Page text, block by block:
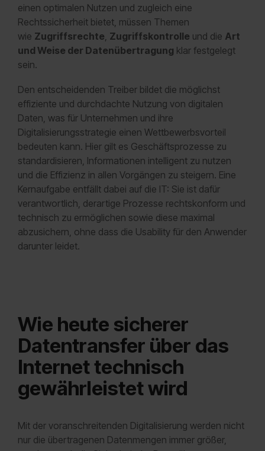
einen optimalen Nutzen und zugleich eine
Rechtssicherheit bietet, müssen Themen
wie Zugriffsrechte, Zugriffskontrolle und die Art
und Weise der Datenübertragung klar festgelegt
sein.
Den entscheidenden Treiber bildet die möglichst
effiziente und durchdachte Nutzung von digitalen
Daten, was für Unternehmen und ihre
Digitalisierungsstrategie einen Wettbewerbsvorteil
bedeuten kann. Hier gilt es Geschäftsprozesse zu
standardisieren, Informationen intelligent zu nutzen
und die Effizienz in allen Vorgängen zu steigern. Eine
Kernaufgabe entfällt dabei auf die IT: Sie ist dafür
verantwortlich, derartige Prozesse rechtskonform und
technisch zu ermöglichen sowie diese maximal
abzusichern, ohne dass die Usability für den Anwender
darunter leidet.
Wie heute sicherer
Datentransfer über das
Internet technisch
gewährleistet wird
Mit der voranschreitenden Digitalisierung werden nicht
nur die übertragenen Datenmengen immer größer,